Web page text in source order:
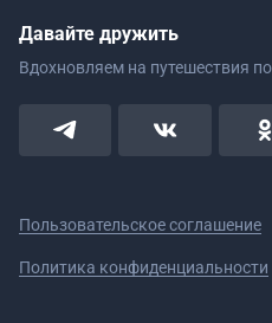
Давайте дружить
Вдохновляем на путешествия
Пользовательское соглашение
Политика конфиденциальности